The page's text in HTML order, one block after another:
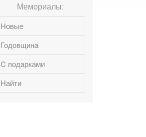
Мемориалы:
Новые
Годовщина
C подарками
Найти